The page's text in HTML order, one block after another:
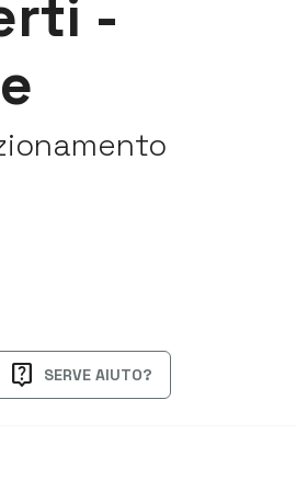
-
live_help SERVE AIUTO?